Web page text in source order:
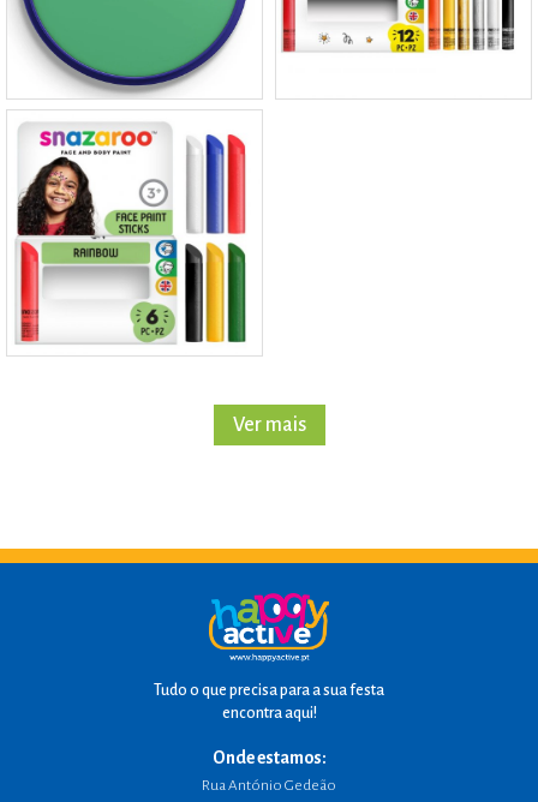
Ver mais
Tudo o que precisa para a sua festa
encontra aqui!
Onde estamos:
Rua António Gedeão